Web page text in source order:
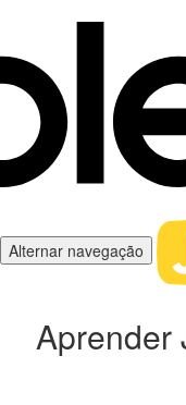
Alternar navegação
Aprender